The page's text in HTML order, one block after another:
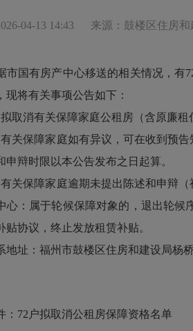
04-13 14:43 来源：鼓楼区住房和
市国有房产中心移送的相关情况，有
现将有关事项公告如下：
消有关保障家庭公租房（含原廉租
保障家庭如有异议，可在收到预告
申辩时限以本公告发布之日起算。
保障家庭逾期未提出陈述和申辩（
心：属于轮候保障对象的，退出轮候
贴协议，终止发放租赁补贴。
：福州市鼓楼区住房和建设局杨桥
72户拟取消公租房保障资格名单